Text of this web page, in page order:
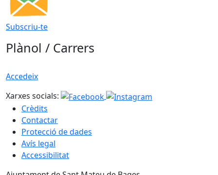
Subscriu-te
Plànol / Carrers
Accedeix
Xarxes socials:
Crèdits
Contactar
Protecció de dades
Avís legal
Accessibilitat